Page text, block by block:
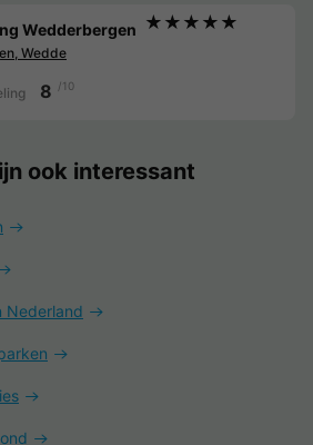
Wedderbergen ★★★★★
Wedde
8 /10
ook interessant
Nederland